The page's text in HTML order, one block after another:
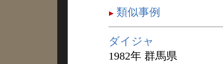
類似事例
ダイジャ
1982年 群馬県